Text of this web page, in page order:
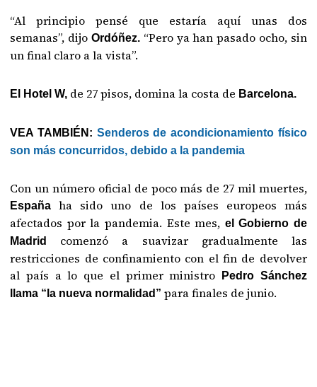
“Al principio pensé que estaría aquí unas dos
semanas”, dijo Ordóñez. “Pero ya han pasado ocho, sin
un final claro a la vista”.
El Hotel W, de 27 pisos, domina la costa de Barcelona.
VEA TAMBIÉN: Senderos de acondicionamiento físico
son más concurridos, debido a la pandemia
Con un número oficial de poco más de 27 mil muertes,
Españaha sido uno de los países europeos más
afectados por la pandemia. Este mes, el Gobierno de
Madrid
comenzó a suavizar gradualmente las
restricciones de confinamiento con el fin de devolver
al país a lo que el primer ministro Pedro Sánchez
llama “la nueva normalidad”para finales de junio.